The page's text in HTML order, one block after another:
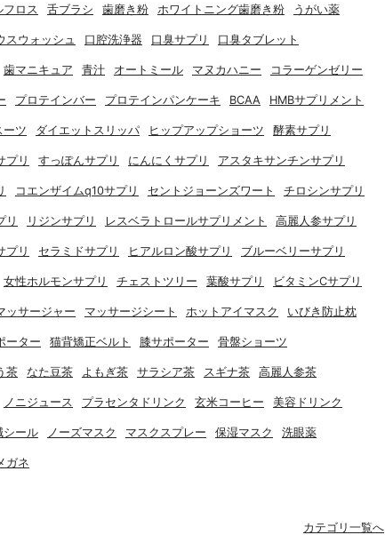
フロス 舌ブラシ 歯磨き粉 ホワイトニング歯磨き粉 うがい薬
スウォッシュ 口腔洗浄器 口臭サプリ 口臭タブレット
歯マニキュア 青汁 オートミール マヌカハニー コラーゲンゼリー
プロテインバー プロテインパンケーキ BCAA HMBサプリメント
ーツ ダイエットスリッパ ヒップアップショーツ 酵素サプリ
プリ すっぽんサプリ にんにくサプリ アスタキサンチンサプリ
コエンザイムq10サプリ セントジョーンズワート チロシンサプリ
リ リジンサプリ レスベラトロールサプリメント 高麗人参サプリ
プリ セラミドサプリ ヒアルロン酸サプリ ブルーベリーサプリ
女性ホルモンサプリ チェストツリー 葉酸サプリ ビタミンCサプリ
ッサージャー マッサージシート ホットアイマスク いびき防止枕
ーター 猫背矯正ベルト 膝サポーター 骨盤ショーツ
茶 なた豆茶 よもぎ茶 サラシア茶 スギナ茶 高麗人参茶
ノニジュース プラセンタドリンク 玄米コーヒー 美容ドリンク
シール ノーズマスク マスクスプレー 保湿マスク 洗眼薬
ガネ
カテゴリ一覧へ